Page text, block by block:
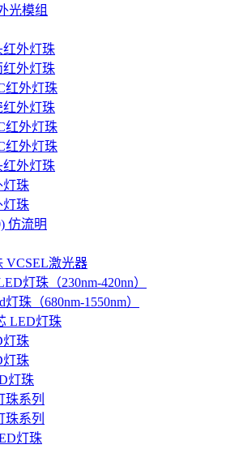
光模组
红外灯珠
红外灯珠
红外灯珠
红外灯珠
红外灯珠
红外灯珠
红外灯珠
灯珠
灯珠
仿流明
VCSEL激光器
灯珠（230nm-420nn）
珠（680nm-1550nm）
LED灯珠
灯珠
灯珠
灯珠
珠系列
珠系列
灯珠